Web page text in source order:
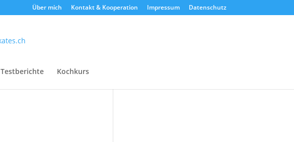
Über mich Kontakt & Kooperation Impressum Datenschutz
Testberichte Kochkurs